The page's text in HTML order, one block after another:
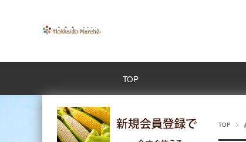
TOP
TOP